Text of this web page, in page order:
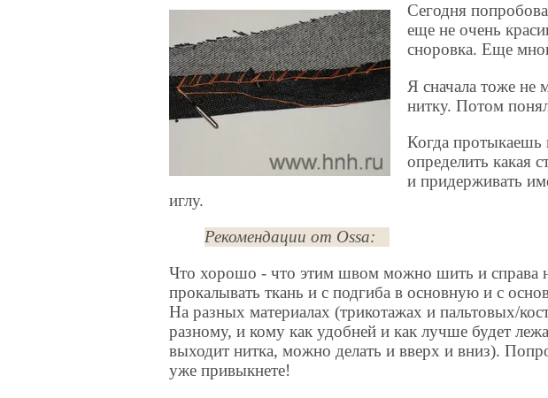
Сегодня
еще не очень
сноровка. Еще
Я сначала тоже не
нитку. Потом
Когда
определить какая
и придерживать
иглу.
Рекомендации от Ossa:
Что хорошо - что этим швом можно шить и справа
прокалывать ткань и с подгиба в основную и с
На разных материалах (трикотажах и пальтовых/
разному, и кому как удобней и как лучше будет
выходит нитка, можно делать и вверх и вниз).
уже привыкнете!